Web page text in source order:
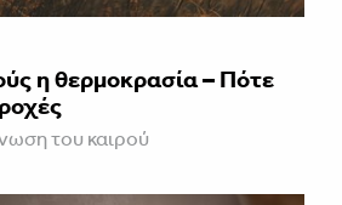
η θερμοκρασία – Πότε
του καιρού